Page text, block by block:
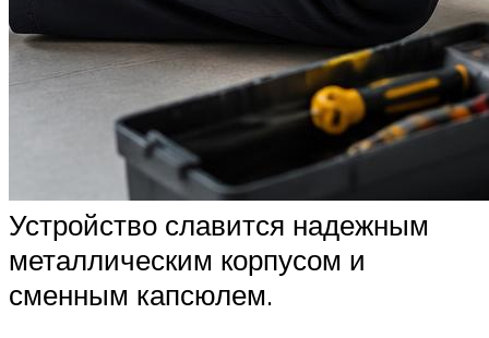
Устройство славится надежным
металлическим корпусом и
сменным капсюлем.